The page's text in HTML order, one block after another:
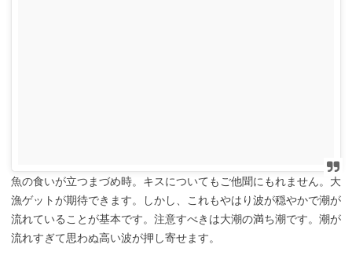
魚の食いが立つまづめ時。キスについてもご他聞にもれません。大
漁ゲットが期待できます。しかし、これもやはり波が穏やかで潮が
流れていることが基本です。注意すべきは大潮の満ち潮です。潮が
流れすぎて思わぬ高い波が押し寄せます。